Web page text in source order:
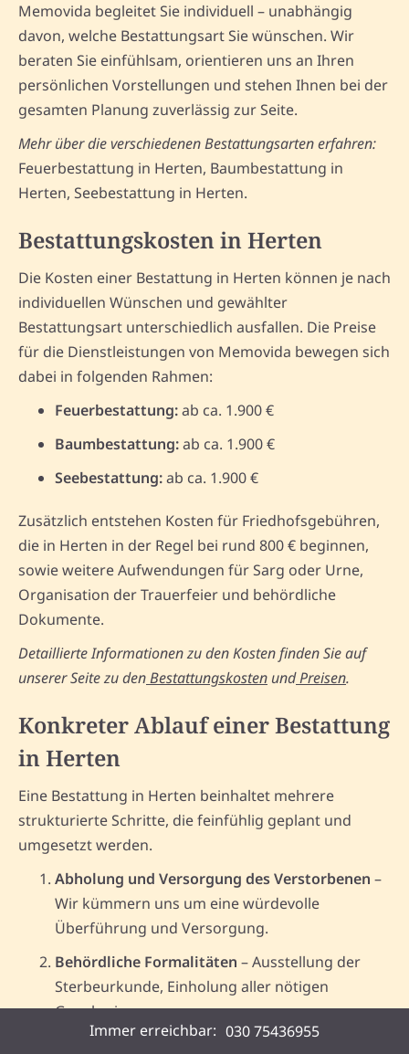
Memovida begleitet Sie individuell – unabhängig
davon, welche Bestattungsart Sie wünschen. Wir
beraten Sie einfühlsam, orientieren uns an Ihren
persönlichen Vorstellungen und stehen Ihnen bei der
gesamten Planung zuverlässig zur Seite.
Mehr über die verschiedenen Bestattungsarten erfahren:
Feuerbestattung in Herten, Baumbestattung in
Herten, Seebestattung in Herten.
Bestattungskosten in Herten
Die Kosten einer Bestattung in Herten können je nach
individuellen Wünschen und gewählter
Bestattungsart unterschiedlich ausfallen. Die Preise
für die Dienstleistungen von Memovida bewegen sich
dabei in folgenden Rahmen:
Feuerbestattung:ab ca. 1.900 €
Baumbestattung:ab ca. 1.900 €
Seebestattung:ab ca. 1.900 €
Zusätzlich entstehen Kosten für Friedhofsgebühren,
die in Herten in der Regel bei rund 800 € beginnen,
sowie weitere Aufwendungen für Sarg oder Urne,
Organisation der Trauerfeier und behördliche
Dokumente.
Detaillierte Informationen zu den Kosten finden Sie auf
unserer Seite zu denBestattungskosten undPreisen.
Konkreter Ablauf einer Bestattung
in Herten
Eine Bestattung in Herten beinhaltet mehrere
strukturierte Schritte, die feinfühlig geplant und
umgesetzt werden.
Abholung und Versorgung des Verstorbenen –
Wir kümmern uns um eine würdevolle
Überführung und Versorgung.
Behördliche Formalitäten – Ausstellung der
Sterbeurkunde, Einholung aller nötigen
Genehmigungen.
Immer erreichbar: 030 75436955